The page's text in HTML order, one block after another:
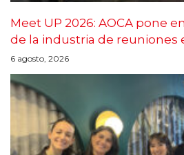
Meet UP 2026: AOCA pone
de la industria de reuniones
6 agosto, 2026